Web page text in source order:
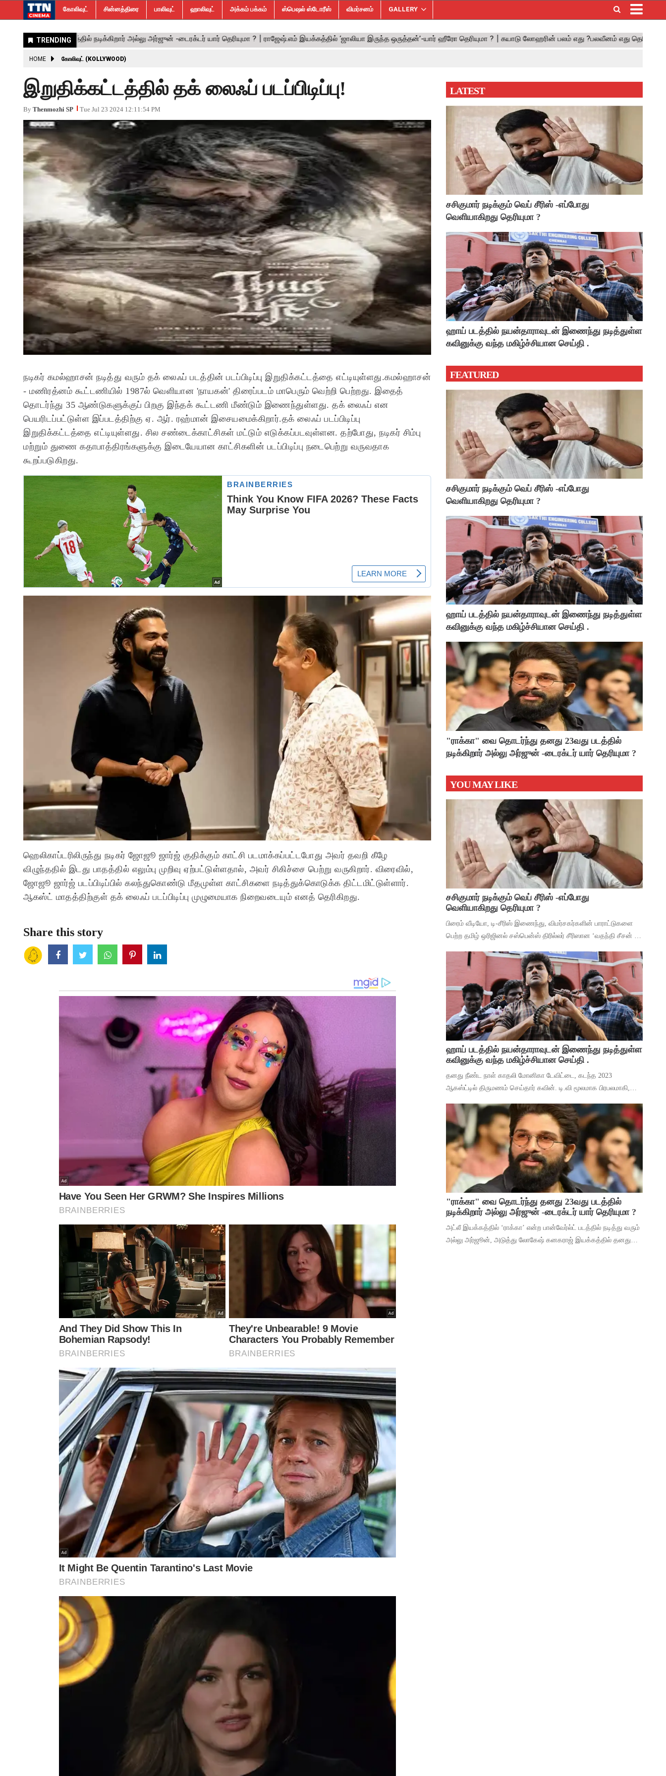
கோலிவுட் சின்னத்திரை பாலிவுட் ஹாலிவுட் அக்கம் பக்கம் ஸ்பெஷல் ஸ்டோரீஸ் விமர்சனம் GALLERY
HOME கோலிவுட் (KOLLYWOOD)
இறுதிக்கட்டத்தில் தக் லைஃப் படப்பிடிப்பு!
By Thenmozhi SP Tue Jul 23 2024 12:11:54 PM
நடிகர் கமல்ஹாசன் நடித்து வரும் தக் லைஃப் படத்தின் படப்பிடிப்பு இறுதிக்கட்டத்தை எட்டியுள்ளது.கமல்ஹாசன்
- மணிரத்னம் கூட்டணியில் 1987ல் வெளியான 'நாயகன்' திரைப்படம் மாபெரும் வெற்றி பெற்றது. இதைத்
தொடர்ந்து 35 ஆண்டுகளுக்குப் பிறகு இந்தக் கூட்டணி மீண்டும் இணைந்துள்ளது. தக் லைஃப் என
பெயரிடப்பட்டுள்ள இப்படத்திற்கு ஏ. ஆர். ரஹ்மான் இசையமைக்கிறார்.தக் லைஃப் படப்பிடிப்பு
இறுதிக்கட்டத்தை எட்டியுள்ளது. சில சண்டைக்காட்சிகள் மட்டும் எடுக்கப்படவுள்ளன. தற்போது, நடிகர் சிம்பு
மற்றும் துணை கதாபாத்திரங்களுக்கு இடையேயான காட்சிகளின் படப்பிடிப்பு நடைபெற்று வருவதாக
கூறப்படுகிறது.
ஹெலிகாப்டரிலிருந்து நடிகர் ஜோஜூ ஜார்ஜ் குதிக்கும் காட்சி படமாக்கப்பட்டபோது அவர் தவறி கீழே
விழுந்ததில் இடது பாதத்தில் எலும்பு முறிவு ஏற்பட்டுள்ளதால், அவர் சிகிச்சை பெற்று வருகிறார். விரைவில்,
ஜோஜூ ஜார்ஜ் படப்பிடிப்பில் கலந்துகொண்டு மீதமுள்ள காட்சிகளை நடித்துக்கொடுக்க திட்டமிட்டுள்ளார்.
ஆகஸ்ட் மாதத்திற்குள் தக் லைஃப் படப்பிடிப்பு முழுமையாக நிறைவடையும் எனத் தெரிகிறது.
Share this story
LATEST
சசிகுமார் நடிக்கும் வெப் சீரிஸ் -எப்போது
வெளியாகிறது தெரியுமா ?
ஹாய் படத்தில் நயன்தாராவுடன் இணைந்து நடித்துள்ள
கவினுக்கு வந்த மகிழ்ச்சியான செய்தி .
FEATURED
சசிகுமார் நடிக்கும் வெப் சீரிஸ் -எப்போது
வெளியாகிறது தெரியுமா ?
ஹாய் படத்தில் நயன்தாராவுடன் இணைந்து நடித்துள்ள
கவினுக்கு வந்த மகிழ்ச்சியான செய்தி .
"ராக்கா" வை தொடர்ந்து தனது 23வது படத்தில்
நடிக்கிறார் அல்லு அர்ஜுன் -டைரக்டர் யார் தெரியுமா ?
YOU MAY LIKE
சசிகுமார் நடிக்கும் வெப் சீரிஸ் -எப்போது
வெளியாகிறது தெரியுமா ?
பிரைம் வீடியோ, டி-சீரிஸ் இணைந்து, விமர்சகர்களின் பாராட்டுகளை
பெற்ற தமிழ் ஒரிஜினல் சஸ்பென்ஸ் திரில்லர் சீரிஸான ‘வதந்தி சீசன் 2:
வெளியிட்டுள்ளனர். ச
ஹாய் படத்தில் நயன்தாராவுடன் இணைந்து நடித்துள்ள
கவினுக்கு வந்த மகிழ்ச்சியான செய்தி .
தனது நீண்ட நாள் காதலி மோனிகா டேவிட்டை, கடந்த 2023
ஆகஸ்ட்டில் திருமணம் செய்தார் கவின். டி.வி மூலமாக பிரபலமாகி,
மூலம் ஹீரோவாக மாறி வெற்றிபெ
"ராக்கா" வை தொடர்ந்து தனது 23வது படத்தில்
நடிக்கிறார் அல்லு அர்ஜுன் -டைரக்டர் யார் தெரியுமா ?
அட்லீ இயக்கத்தில் ‘ராக்கா’ என்ற பான்வேர்ல்ட் படத்தில் நடித்து வரும்
அல்லு அர்ஜூன், அடுத்து லோகேஷ் கனகராஜ் இயக்கத்தில் தனது